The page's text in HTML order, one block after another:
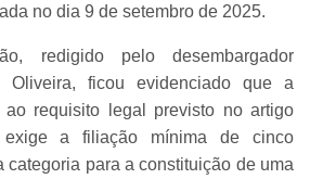
no dia 9 de setembro de 2025.
redigido pelo desembargador
Oliveira, ficou evidenciado que a
ao requisito legal previsto no artigo
a filiação mínima de cinco
categoria para a constituição de uma